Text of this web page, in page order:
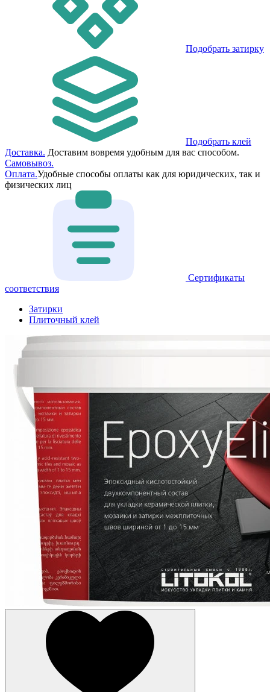
Подобрать затирку
Подобрать клей
Доставка. Доставим вовремя удобным для вас способом.
Самовывоз.
Оплата.Удобные способы оплаты как для юридических, так и
физических лиц
Сертификаты
соответствия
Затирки
Плиточный клей